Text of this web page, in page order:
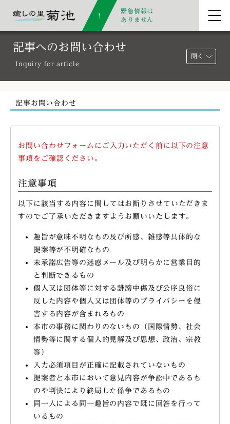
緊急情報は
ありません
記事へのお問い合わせ
Inquiry for article
開く
記事お問い合わせ
お問い合わせフォームにご入力いただく前に以下の注意
事項をご確認ください。
注意事項
以下に該当する内容に関してはお断りさせていただきま
すのでご了承いただきますようお願いいたします。
趣旨が意味不明なもの及び所感、雑感等具体的な
提案等が不明確なもの
未承諾広告等の迷惑メール及び明らかに営業目的
と判断できるもの
個人又は団体等に対する誹謗中傷及び公序良俗に
反した内容や個人又は団体等のプライバシーを侵
害する内容が含まれるもの
本市の事務に関わりのないもの（国際情勢、社会
情勢等に関する個人的見解及び思想、政治、宗教
等）
入力必須項目が正確に記載されていないもの
提案者と本市において意見内容が争訟中であるも
のや判決により終局した係争であるもの
同一人による同一趣旨の内容で既に回答を行って
いるもの